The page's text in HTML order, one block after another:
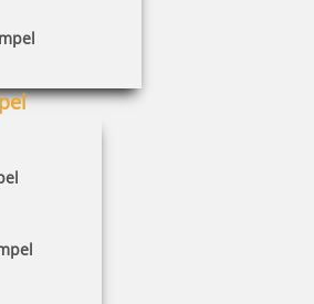
18,80 €